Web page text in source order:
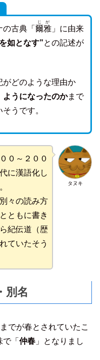
古典「 爾雅
じが
」に由来
如となす”との記述が
がどのような理由か
ようになったのかまで
うです。
タヌキ
０～２００
に漢語化し
々の読み方
ともに書き
紀伝道（歴
ていたそう
別名
でが春とされていたこ
「 仲春 」となりまし